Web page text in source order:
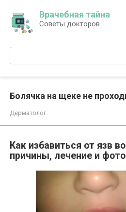
контенту
Врачебная тайна
Советы докторов
Поиск:
Болячка на щеке не
Дерматолог
Как избавиться от язв
причины, лечение и фото